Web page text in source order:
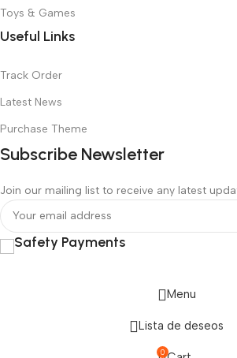
Toys & Games
Useful Links
Track Order
Latest News
Purchase Theme
Subscribe Newsletter
Join our mailing list to receive any latest
Safety Payments
Menu
Lista de deseos
0